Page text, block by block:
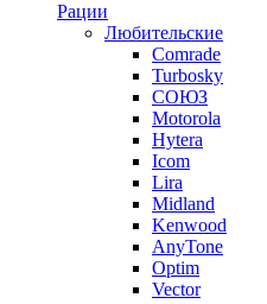
Рации
Любительские
Comrade
Turbosky
СОЮЗ
Motorola
Hytera
Icom
Lira
Midland
Kenwood
AnyTone
Optim
Vector